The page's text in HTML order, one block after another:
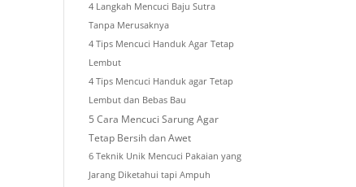
4 Langkah Mencuci Baju Sutra
Tanpa Merusaknya
4 Tips Mencuci Handuk Agar Tetap
Lembut
4 Tips Mencuci Handuk agar Tetap
Lembut dan Bebas Bau
5 Cara Mencuci Sarung Agar
Tetap Bersih dan Awet
6 Teknik Unik Mencuci Pakaian yang
Jarang Diketahui tapi Ampuh